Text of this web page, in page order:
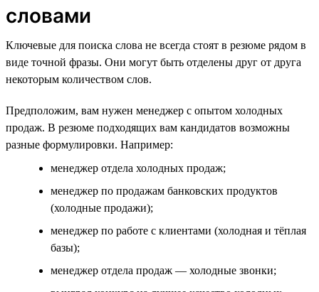
словами
Ключевые для поиска слова не всегда стоят в резюме рядом в
виде точной фразы. Они могут быть отделены друг от друга
некоторым количеством слов.
Предположим, вам нужен менеджер с опытом холодных
продаж. В резюме подходящих вам кандидатов возможны
разные формулировки. Например:
менеджер отдела холодных продаж;
менеджер по продажам банковских продуктов
(холодные продажи);
менеджер по работе с клиентами (холодная и тёплая
базы);
менеджер отдела продаж — холодные звонки;